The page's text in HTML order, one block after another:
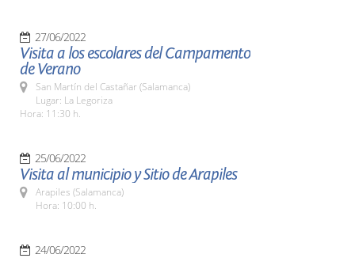
27/06/2022
Visita a los escolares del Campamento
de Verano
San Martín del Castañar (Salamanca)
Lugar: La Legoriza
Hora: 11:30 h.
25/06/2022
Visita al municipio y Sitio de Arapiles
Arapiles (Salamanca)
Hora: 10:00 h.
24/06/2022